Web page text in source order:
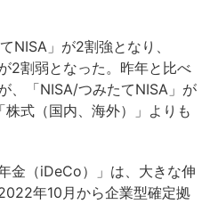
NISA」が2割強となり、
2割弱となった。昨年と比べ
、「NISA/つみたてNISA」が
式（国内、海外）」よりも
金（iDeCo）」は、大きな伸
年10月から企業型確定拠